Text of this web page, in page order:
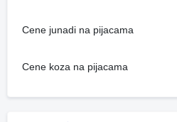
Cene junadi na pijacama
Cene koza na pijacama